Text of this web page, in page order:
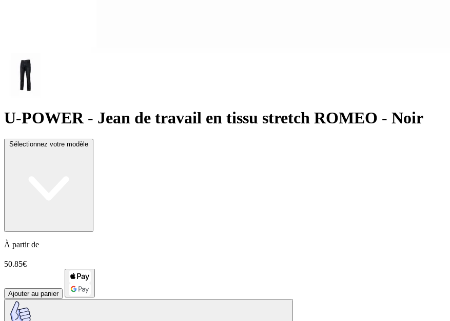
U-POWER- Jean de travail en tissu stretch ROMEO - Noir
Sélectionnez votre modèle
À partir de
50.85€
Ajouter au panier